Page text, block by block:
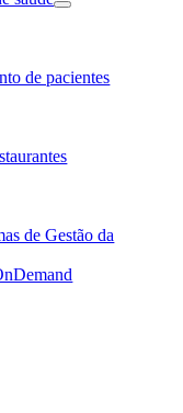
de pacientes
de Gestão da